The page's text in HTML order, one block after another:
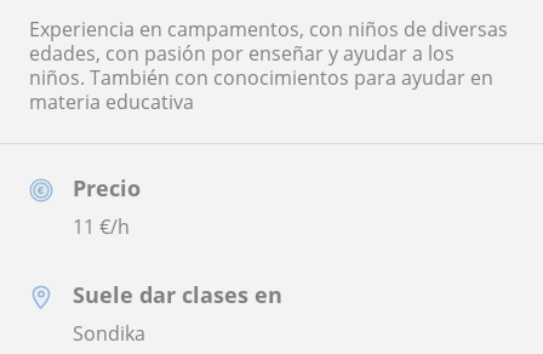
Precio
11 €/h
Suele dar clases en
Sondika
Experiencia en campamentos, con niños de diversas
edades, con pasión por enseñar y ayudar a los
niños. También con conocimientos para ayudar en
materia educativa